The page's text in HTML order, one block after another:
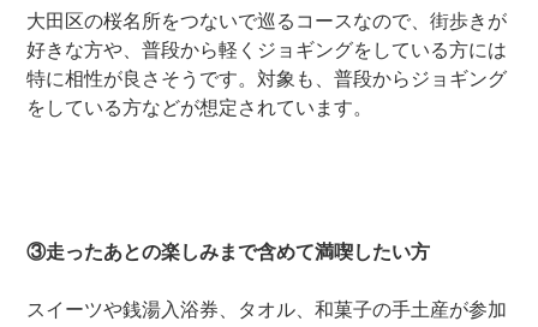
大田区の桜名所をつないで巡るコースなので、街歩きが
好きな方や、普段から軽くジョギングをしている方には
特に相性が良さそうです。対象も、普段からジョギング
をしている方などが想定されています。
③走ったあとの楽しみまで含めて満喫したい方
スイーツや銭湯入浴券、タオル、和菓子の手土産が参加